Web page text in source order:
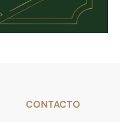
CONTACTO